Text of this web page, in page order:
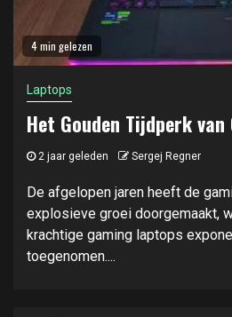
4 min gelezen
Laptops
Het Gouden Tijdperk
2 jaar geleden Sergej Regner
De afgelopen jaren heeft de
explosieve groei doorgemaakt,
krachtige gaming laptops
toegenomen....